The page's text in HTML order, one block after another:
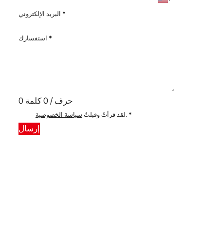
البريد الإلكتروني *
استفسارك *
0 حرف / 0 كلمة
لقد قرأتُ وقبلتُ سياسة الخصوصية . *
إرسال